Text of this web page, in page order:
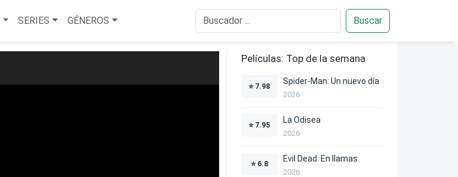
SERIES GÉNEROS Buscar
Películas: Top de la semana
⭐ 7.98
Spider-Man: Un nuevo día
2026
⭐ 7.95
La Odisea
2026
⭐ 6.8
Evil Dead: En llamas
2026